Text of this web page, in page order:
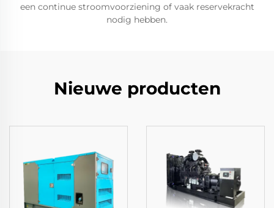
een continue stroomvoorziening of vaak reservekracht
nodig hebben.
Nieuwe producten